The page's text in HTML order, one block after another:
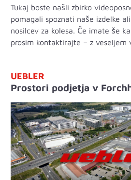
Tukaj boste našli zbirko
pomagali spoznati naše izdelke
nosilcev za kolesa. Če imate še
prosim kontaktirajte – z veseljem
UEBLER
Prostori podjetja v